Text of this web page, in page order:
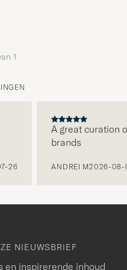
1
26
A great curation
brands
ANDREI M2026-08-
NIEUWSBRIEF
en inspirerende inhoud